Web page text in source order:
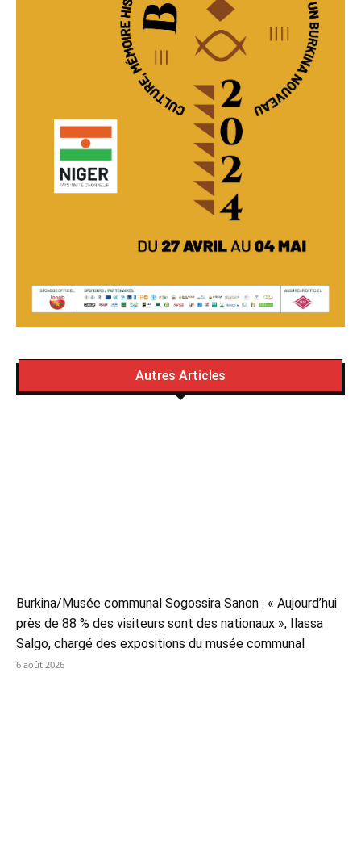
Autres Articles
Burkina/Musée communal Sogossira Sanon : « Aujourd’hui
près de 88 % des visiteurs sont des nationaux », Ilassa
Salgo, chargé des expositions du musée communal
6 août 2026